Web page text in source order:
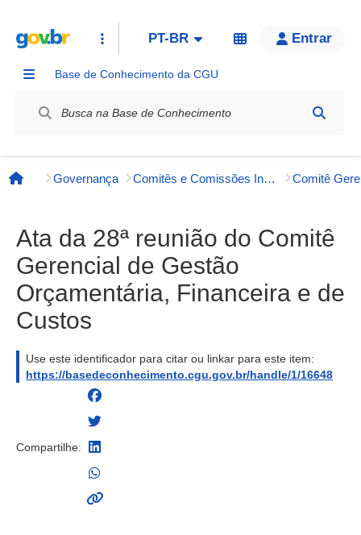
PT-BR Entrar
Base de Conhecimento da CGU
Página inicial
Governança Comitês e Comissões Internos
Ata da 28ª reunião do Comitê
Gerencial de Gestão
Orçamentária, Financeira e de
Custos
Use este identificador para citar ou linkar para este item:
https://basedeconhecimento.cgu.gov.br/handle/1/16648
Compartilhe: